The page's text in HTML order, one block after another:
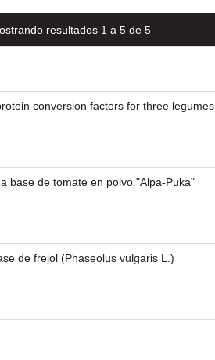
resultados 1 a 5 de 5
conversion factors for three legumes
base de tomate en polvo "Alpa-Puka"
de frejol (Phaseolus vulgaris L.)